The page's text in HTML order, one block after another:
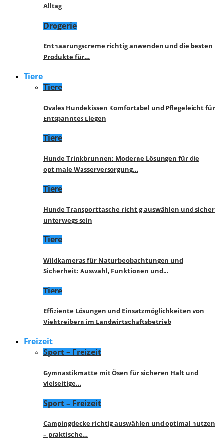
Alltag
Drogerie
Enthaarungscreme richtig anwenden und die besten
Produkte für…
Tiere
Tiere
Ovales Hundekissen Komfortabel und Pflegeleicht für
Entspanntes Liegen
Tiere
Hunde Trinkbrunnen: Moderne Lösungen für die
optimale Wasserversorgung…
Tiere
Hunde Transporttasche richtig auswählen und sicher
unterwegs sein
Tiere
Wildkameras für Naturbeobachtungen und
Sicherheit: Auswahl, Funktionen und…
Tiere
Effiziente Lösungen und Einsatzmöglichkeiten von
Viehtreibern im Landwirtschaftsbetrieb
Freizeit
Sport – Freizeit
Gymnastikmatte mit Ösen für sicheren Halt und
vielseitige…
Sport – Freizeit
Campingdecke richtig auswählen und optimal nutzen
– praktische…